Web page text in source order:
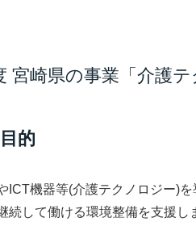
宮崎県の事業「介護
的
ICT機器等(介護テクノロジー)
続して働ける環境整備を支援し